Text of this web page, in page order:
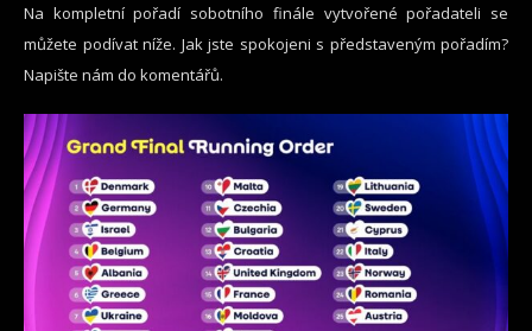
Na kompletní pořadí sobotního finále vytvořené pořadateli se
můžete podívat níže. Jak jste spokojeni s představeným pořadím?
Napište nám do komentářů.